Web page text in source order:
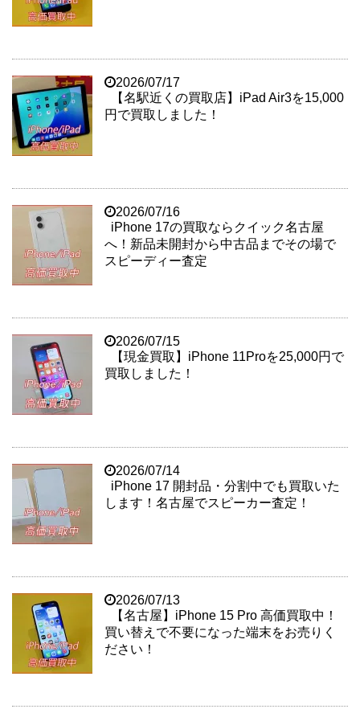
2026/07/17
【名駅近くの買取店】iPad Air3を15,000
円で買取しました！
2026/07/16
iPhone 17の買取ならクイック名古屋
へ！新品未開封から中古品までその場で
スピーディー査定
2026/07/15
【現金買取】iPhone 11Proを25,000円で
買取しました！
2026/07/14
iPhone 17 開封品・分割中でも買取いた
します！名古屋でスピーカー査定！
2026/07/13
【名古屋】iPhone 15 Pro 高価買取中！
買い替えで不要になった端末をお売りく
ださい！